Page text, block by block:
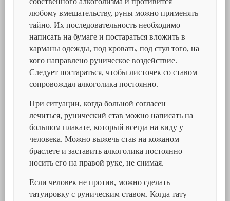
любому вмешательству, руны можно применять
тайно. Их последовательность необходимо
написать на бумаге и постараться вложить в
карманы одежды, под кровать, под стул того, на
кого направлено руническое воздействие.
Следует постараться, чтобы листочек со ставом
сопровождал алкоголика постоянно.
При ситуации, когда больной согласен
лечиться, рунический став можно написать на
большом плакате, который всегда на виду у
человека. Можно выжечь став на кожаном
браслете и заставить алкоголика постоянно
носить его на правой руке, не снимая.
Если человек не против, можно сделать
татуировку с руническим ставом. Когда тату